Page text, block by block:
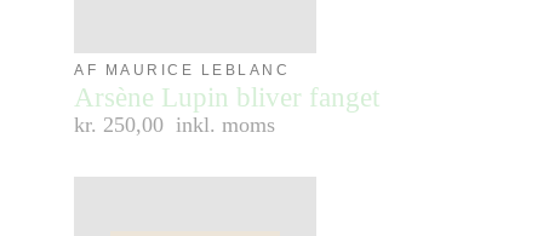
AF MAURICE LEBLANC
Arsène Lupin bliver fanget
kr. 250,00 inkl. moms